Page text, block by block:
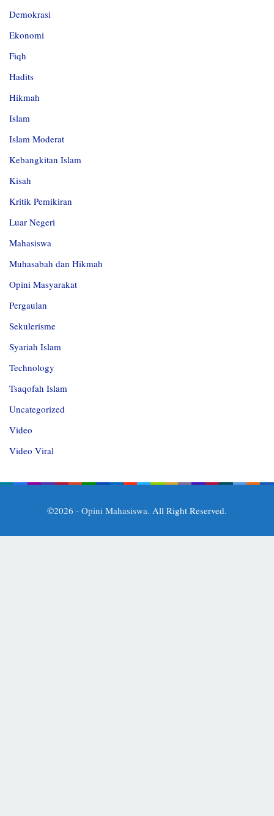
Demokrasi
Ekonomi
Fiqh
Hadits
Hikmah
Islam
Islam Moderat
Kebangkitan Islam
Kisah
Kritik Pemikiran
Luar Negeri
Mahasiswa
Muhasabah dan Hikmah
Opini Masyarakat
Pergaulan
Sekulerisme
Syariah Islam
Technology
Tsaqofah Islam
Uncategorized
Video
Video Viral
©2026 - Opini Mahasiswa. All Right Reserved.